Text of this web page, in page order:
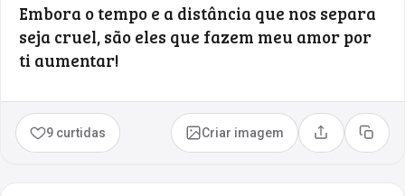
Embora o tempo e a distância que nos separa
seja cruel, são eles que fazem meu amor por
ti aumentar!
9 curtidas Criar imagem Compartilhar
Copiar